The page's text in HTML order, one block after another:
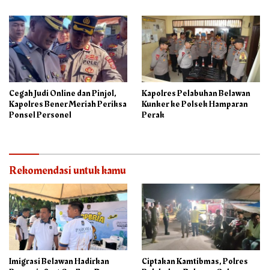
Cegah Judi Online dan Pinjol,
Kapolres Bener Meriah Periksa
Ponsel Personel
Kapolres Pelabuhan Belawan
Kunker ke Polsek Hamparan
Perak
Rekomendasi untuk kamu
Imigrasi Belawan Hadirkan
Ciptakan Kamtibmas, Polres